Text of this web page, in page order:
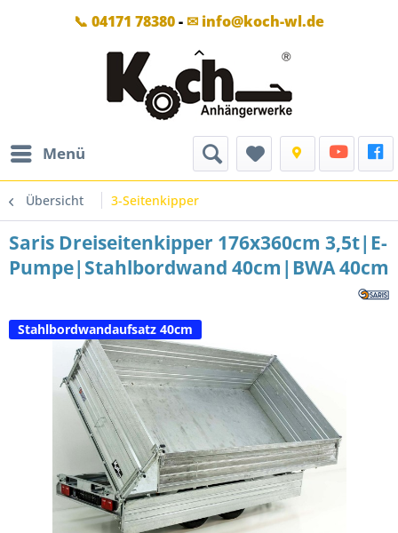
📞 04171 78380- ✉ info@koch-wl.de
Menü
Übersicht 3-Seitenkipper
Saris Dreiseitenkipper 176x360cm 3,5t|E-
Pumpe|Stahlbordwand 40cm|BWA 40cm
Stahlbordwandaufsatz 40cm